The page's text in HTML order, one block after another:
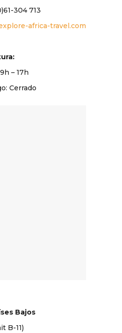
304 713
africa-travel.com
h – 17h
Cerrado
Bajos
B-11)